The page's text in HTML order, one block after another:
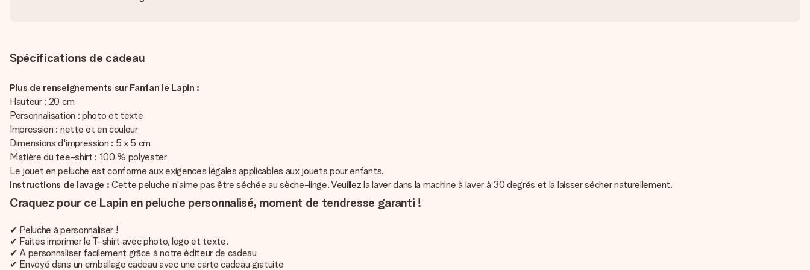
Spécifications de cadeau
Plus de renseignements sur Fanfan le Lapin :
Hauteur : 20 cm
Personnalisation : photo et texte
Impression : nette et en couleur
Dimensions d'impression : 5 x 5 cm
Matière du tee-shirt : 100 % polyester
Le jouet en peluche est conforme aux exigences légales applicables aux jouets pour enfants.
Instructions de lavage : Cette peluche n'aime pas être séchée au sèche-linge. Veuillez la laver dans la machine à laver à 30 degrés et la laisser sécher naturellement.
Craquez pour ce Lapin en peluche personnalisé, moment de tendresse garanti !
✔ Peluche à personnaliser !
✔ Faites imprimer le T-shirt avec photo, logo et texte.
✔ A personnaliser facilement grâce à notre éditeur de cadeau
✔ Envoyé dans un emballage cadeau avec une carte cadeau gratuite